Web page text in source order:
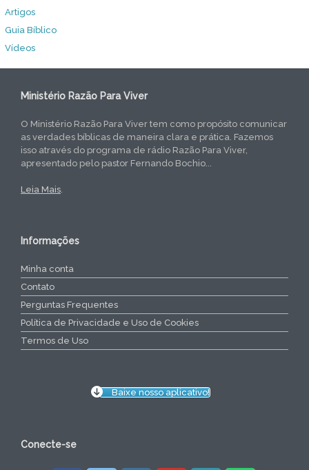
Artigos
Guia Bíblico
Vídeos
Ministério Razão Para Viver
O Ministério Razão Para Viver tem como propósito comunicar
as verdades bíblicas de maneira clara e prática. Fazemos
isso através do programa de rádio Razão Para Viver,
apresentado pelo pastor Fernando Bochio...
Leia Mais.
Informações
Minha conta
Contato
Perguntas Frequentes
Política de Privacidade e Uso de Cookies
Termos de Uso
Baixe nosso aplicativo!
Conecte-se